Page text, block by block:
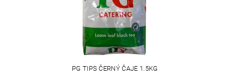
PG TIPS ČERNÝ ČAJE 1.5KG